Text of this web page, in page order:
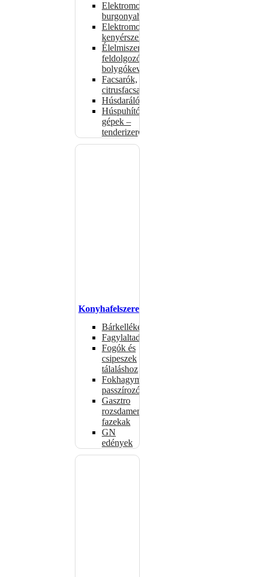
Elektromos
burgonyahámozók
Elektromos
kenyérszeletelők
Élelmiszer-
feldolgozók –
bolygókeverők
Facsarók,
citrusfacsarók
Húsdarálók
Húspuhító
gépek –
tenderizerek
Konyhafelszerelés
Bárkellékek
Fagylaltadagolók
Fogók és
csipeszek
tálaláshoz
Fokhagymaprések,
passzírozók
Gasztro
rozsdamentes
fazekak
GN
edények